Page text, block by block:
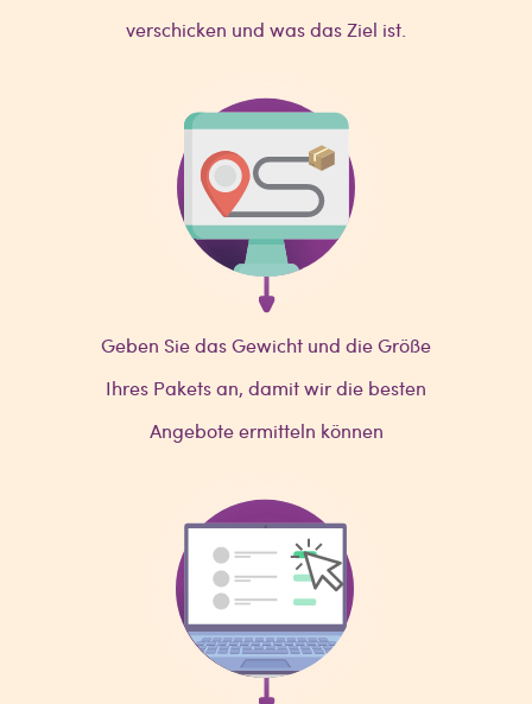
verschicken und was das Ziel ist.
Geben Sie das Gewicht und die Größe
Ihres Pakets an, damit wir die besten
Angebote ermitteln können